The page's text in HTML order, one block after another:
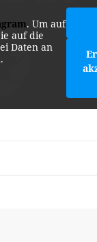
. Um auf
auf die
Daten an